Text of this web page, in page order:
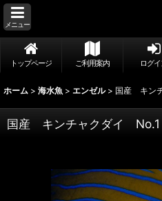
メニュー
トップページ ご利用案内 ログ
ホーム > 海水魚 > エンゼル > 国産 キン
国産 キンチャクダイ No.1